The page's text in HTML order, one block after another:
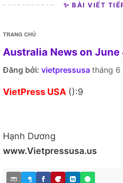
✨ BÀI VIẾT
TRANG CHỦ
Australia News on June
Đăng bởi: vietpressusa tháng 6
VietPress USA ():9
Hạnh Dương
www.Vietpressusa.us